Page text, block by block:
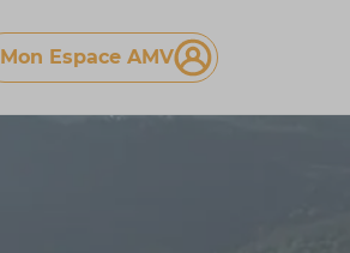
Mon Espace AMV